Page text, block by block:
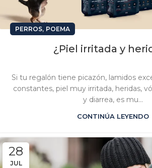
PERROS, POEMA
¿Piel irritada y
Si tu regalón tiene picazón, lamidos
constantes, piel muy irritada, heridas,
y diarrea, es mu...
CONTINÚA LEYENDO
28
JUL